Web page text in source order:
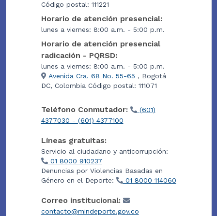
Código postal: 111221
Horario de atención presencial:
lunes a viernes: 8:00 a.m. - 5:00 p.m.
Horario de atención presencial
radicación - PQRSD:
lunes a viernes: 8:00 a.m. - 5:00 p.m.
Avenida Cra. 68 No. 55-65 , Bogotá
DC, Colombia Código postal: 111071
Teléfono Conmutador:
(601)
4377030 - (601) 4377100
Líneas gratuitas:
Servicio al ciudadano y anticorrupción:
01 8000 910237
Denuncias por Violencias Basadas en
Género en el Deporte:
01 8000 114060
Correo institucional:
contacto@mindeporte.gov.co